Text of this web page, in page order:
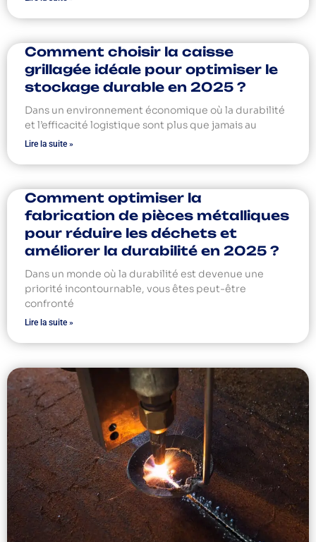
Comment choisir la caisse
grillagée idéale pour optimiser le
stockage durable en 2025 ?
Dans un environnement économique où la durabilité
et l’efficacité logistique sont plus que jamais au
Lire la suite »
Comment optimiser la
fabrication de pièces métalliques
pour réduire les déchets et
améliorer la durabilité en 2025 ?
Dans un monde où la durabilité est devenue une
priorité incontournable, vous êtes peut-être
confronté
Lire la suite »